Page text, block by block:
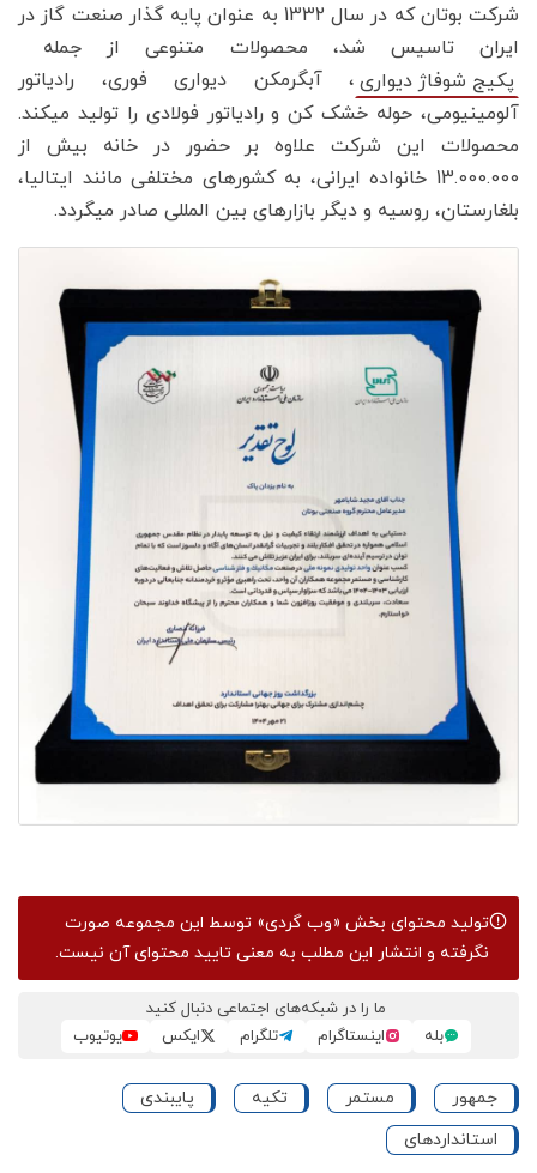
شرکت بوتان که در سال 1332 به عنوان پایه گذار صنعت گاز در
ایران تاسیس شد، محصولات متنوعی از جمله
پکیج شوفاژ دیواری ، آبگرمکن دیواری فوری، رادیاتور
آلومینیومی، حوله خشک کن و رادیاتور فولادی را تولید میکند.
محصولات این شرکت علاوه بر حضور در خانه بیش از
13.000.000 خانواده ایرانی، به کشورهای مختلفی مانند ایتالیا،
بلغارستان، روسیه و دیگر بازارهای بین المللی صادر میگردد.
تولید محتوای بخش «وب گردی» توسط این مجموعه صورت
نگرفته و انتشار این مطلب به معنی تایید محتوای آن نیست.
ما را در شبکه‌های اجتماعی دنبال کنید
بله
اینستاگرام تلگرام ایکس یوتیوب
جمهور مستمر تکیه
پایبندی
استانداردهای